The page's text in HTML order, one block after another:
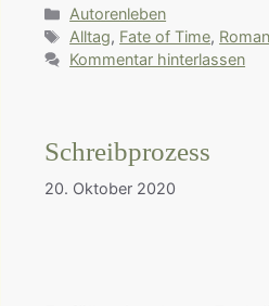
Kategorien
Autorenleben
Schlagwörter
Alltag, Fate of Time, Roman
Kommentar hinterlassen
Schreibprozess
20. Oktober 2020